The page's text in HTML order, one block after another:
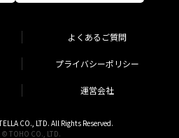
よくあるご質問
プライバシーポリシー
運営会社
CO., LTD. All Rights Reserved.
© TOHO CO., LTD.